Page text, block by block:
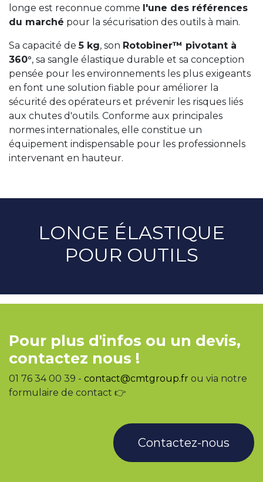
longe est reconnue comme l'une des références
du marché pour la sécurisation des outils à main.
Sa capacité de5 kg, son Rotobiner™ pivotant à
360°, sa sangle élastique durable et sa conception
pensée pour les environnements les plus exigeants
en font une solution fiable pour améliorer la
sécurité des opérateurs et prévenir les risques liés
aux chutes d'outils. Conforme aux principales
normes internationales, elle constitue un
équipement indispensable pour les professionnels
intervenant en hauteur.
LONGE ÉLASTIQUE
POUR OUTILS
Pour plus d'infos ou un devis,
contactez nous !
01 76 34 00 39 - contact@cmtgroup.fr ou via notre
formulaire de contact 👉
Contactez-nous